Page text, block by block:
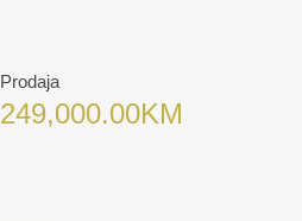
Prodaja
249,000.00KM